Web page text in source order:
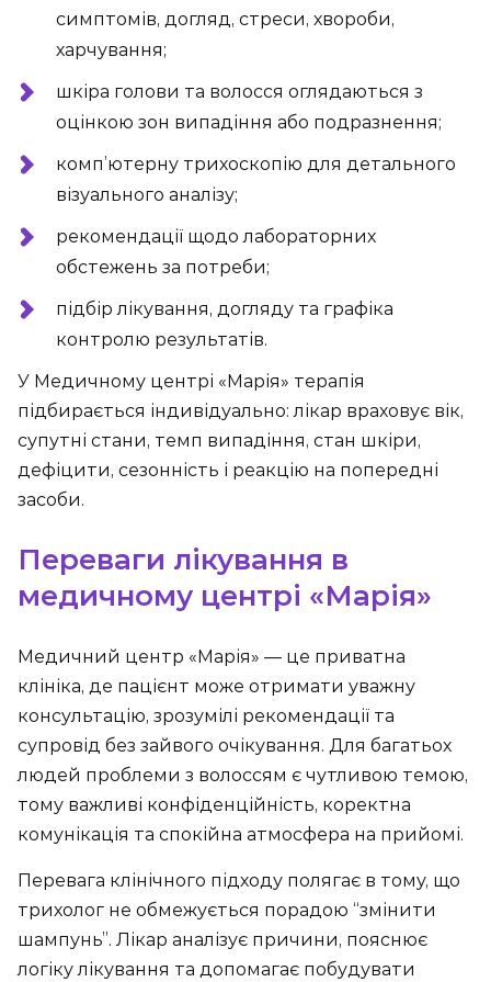
симптомів, догляд, стреси, хвороби,
харчування;
шкіра голови та волосся оглядаються з
оцінкою зон випадіння або подразнення;
комп’ютерну трихоскопію для детального
візуального аналізу;
рекомендації щодо лабораторних
обстежень за потреби;
підбір лікування, догляду та графіка
контролю результатів.
У Медичному центрі «Марія» терапія
підбирається індивідуально: лікар враховує вік,
супутні стани, темп випадіння, стан шкіри,
дефіцити, сезонність і реакцію на попередні
засоби.
Переваги лікування в
медичному центрі «Марія»
Медичний центр «Марія» — це приватна
клініка, де пацієнт може отримати уважну
консультацію, зрозумілі рекомендації та
супровід без зайвого очікування. Для багатьох
людей проблеми з волоссям є чутливою темою,
тому важливі конфіденційність, коректна
комунікація та спокійна атмосфера на прийомі.
Перевага клінічного підходу полягає в тому, що
трихолог не обмежується порадою “змінити
шампунь”. Лікар аналізує причини, пояснює
логіку лікування та допомагає побудувати